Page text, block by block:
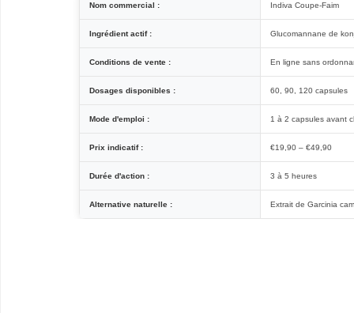
Nom commercial : Indiva Coupe-Faim
Ingrédient actif : Glucomannane de
Conditions de vente : En ligne sans
Dosages disponibles : 60, 90, 120 capsules
Mode d'emploi : 1 à 2 capsules avant
Prix indicatif : €19,90 – €49,90
Durée d'action : 3 à 5 heures
Alternative naturelle : Extrait de Garcinia